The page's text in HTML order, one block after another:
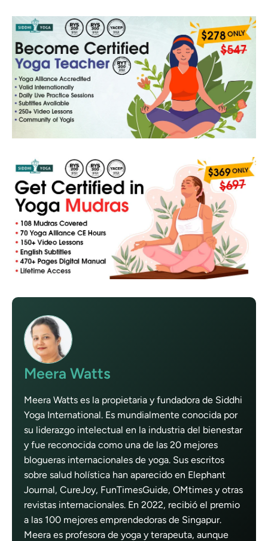
Meera Watts
Meera Watts es la propietaria y fundadora de Siddhi
Yoga International. Es mundialmente conocida por
su liderazgo intelectual en la industria del bienestar
y fue reconocida como una de las 20 mejores
blogueras internacionales de yoga. Sus escritos
sobre salud holística han aparecido en Elephant
Journal, CureJoy, FunTimesGuide, OMtimes y otras
revistas internacionales. En 2022, recibió el premio
a las 100 mejores emprendedoras de Singapur.
Meera es profesora de yoga y terapeuta, aunque